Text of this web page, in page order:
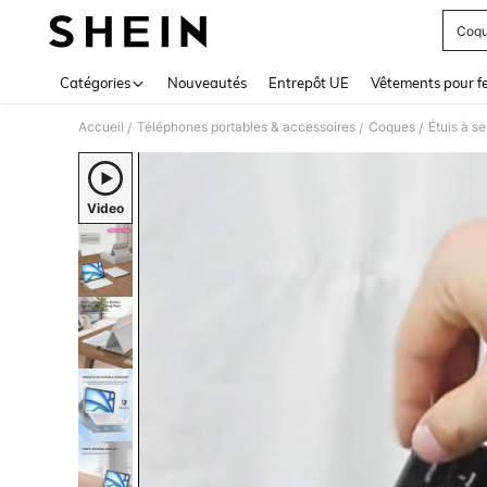
Catégories Nouveautés Entrepôt UE Vêtements pour
Accueil / Téléphones portables & accessoires / Coques / Étuis à
Video